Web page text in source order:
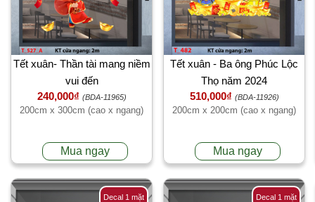
Tết xuân- Thần tài mang niềm
vui đến
240,000₫ (BDA-11965)
200cm x 300cm (cao x ngang)
Mua ngay
Tết xuân - Ba ông Phúc Lộc
Thọ năm 2024
510,000₫ (BDA-11926)
200cm x 200cm (cao x ngang)
Mua ngay
Decal 1 mặt Decal 1 mặt